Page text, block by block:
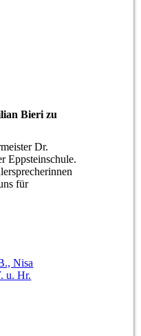
Bieri zu
Dr.
Eppsteinschule.
für
Nisa
u. Hr.